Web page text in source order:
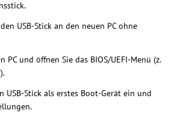
USB-Stick an den neuen PC ohne
PC und öffnen Sie das BIOS/UEFI-Menü (z.
USB-Stick als erstes Boot-Gerät ein und